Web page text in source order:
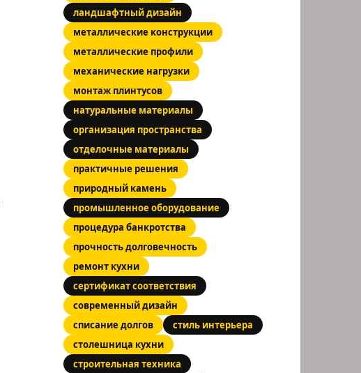
ландшафтный дизайн
металлические конструкции
металлические профили
механические нагрузки
монтаж плинтусов
натуральные материалы
организация пространства
отделочные материалы
практичные решения
природный камень
промышленное оборудование
процедура банкротства
прочность долговечность
ремонт кухни
сертификат соответствия
современный дизайн
списание долгов
стиль интерьера
столешница кухни
строительная техника